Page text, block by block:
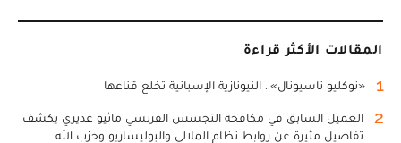
المقالات الأكثر قراءة
1 «نوكليو ناسيونال».. النيونازية الإسبانية تخلع قناعها
2
العميل السابق في مكافحة التجسس الفرنسي ماثيو غديري يكشف
تفاصيل مثيرة عن روابط نظام الملالي والبوليساريو وحزب الله